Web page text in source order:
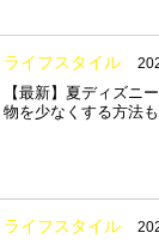
ライフスタイル
【最新】夏ディズニ
物を少なくする方法
ライフスタイル